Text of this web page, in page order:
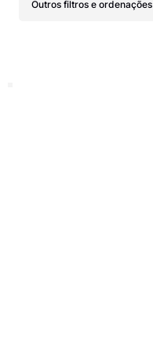
Outros filtros e ordenações